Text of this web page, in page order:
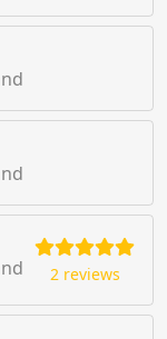
2 reviews